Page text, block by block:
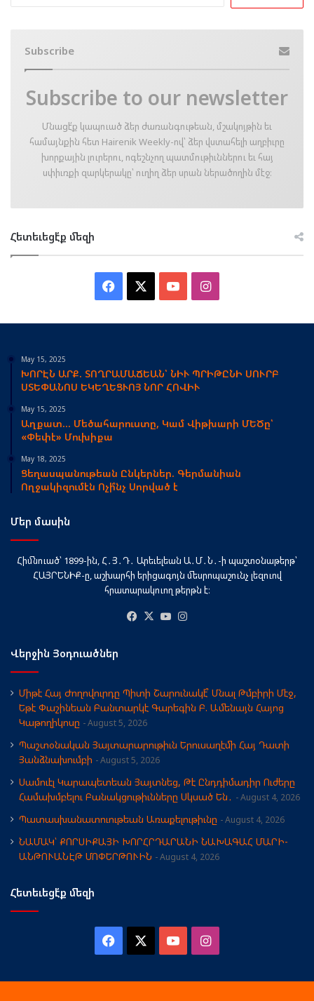
Subscribe
Subscribe to our newsletter
Մնացէ՛ք կապուած ձեր ժառանգութեան, մշակոյթին եւ
համայնքին հետ Hairenik Weekly-ով՝ ձեր վստահելի աղբիւրը
խորքային լուրերու, ոգեշնչող պատմութիւններու եւ հայ
սփիւռքի զարկերակը՝ ուղիղ ձեր սրան ներածողին մէջ։
Հետեւեցէ՛ք մեզի
Facebook YouTubeInstagram
May 15, 2025
ԽՈՐԷՆ ԱՐՔ. ՏՈՂՐԱՄԱՃԵԱՆ՝ ՆԻՒ ՊՐԻԹԸՆԻ ՍՈՒՐԲ
ՍՏԵՓԱՆՈՍ ԵԿԵՂԵՑՒՈՅ ՆՈՐ ՀՈՎԻՒ
May 15, 2025
Աղքատ… Մեծահարուստը, Կամ Վիթխարի ՄԵԾը՝
«Փեփէ» Մուխիքա
May 18, 2025
Ցեղասպանութեան Ընկերներ. Գերմանիան
Ողջակիզումէն Ոչի՞նչ Սորված է
Մեր մասին
Հիմնուած՝ 1899-ին, Հ․Յ․Դ․ Արեւելեան Ա․Մ․Ն․-ի պաշտօնաթերթ՝
ՀԱՅՐԵՆԻՔ-ը, աշխարհի երիցագոյն մեսրոպաշունչ լեզուով
հրատարակուող թերթն է։
Facebook
X YouTube
Վերջին Յօդուածներ
Միթէ Հայ Ժողովուրդը Պիտի Շարունակէ՞ Մնալ Թմբիրի Մէջ,
Եթէ Փաշինեան Բանտարկէ Գարեգին Բ. Ամենայն Հայոց
Կաթողիկոսը
August 5, 2026
Պաշտօնական Յայտարարութիւն Երուսաղէմի Հայ Դատի
Յանձնախումբի
August 5, 2026
Սամուէլ Կարապետեան Յայտնեց, Թէ Ընդդիմադիր Ուժերը
Համախմբելու Բանակցութիւնները Սկսած Են․
August 4, 2026
Պատասխանատուութեան Առաքելութիւնը August 4, 2026
ՆԱՄԱԿ՝ ՔՈՐՍԻՔԱՅԻ ԽՈՐՀՐԴԱՐԱՆԻ ՆԱԽԱԳԱՀ ՄԱՐԻ-
ԱՆԹՈՒԱՆԷԹ ՄՈՓԵՐԹՈՒԻՆ
August 4, 2026
Հետեւեցէ՛ք մեզի
Facebook YouTubeInstagram